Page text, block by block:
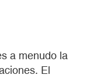
a menudo la
El